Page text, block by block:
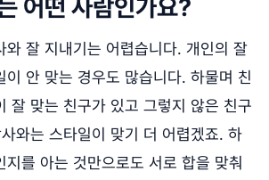
어떤 사람인가요?
와 잘 지내기는 어렵습니다. 개인의 잘
이 안 맞는 경우도 많습니다. 하물며 친
잘 맞는 친구가 있고 그렇지 않은 친구
와는 스타일이 맞기 더 어렵겠죠. 하
지를 아는 것만으로도 서로 합을 맞춰